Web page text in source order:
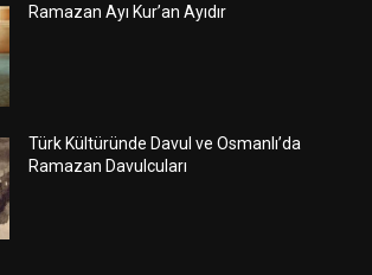
Ramazan Ayı Kur’an Ayıdır
Türk Kültüründe Davul ve Osmanlı’da
Ramazan Davulcuları